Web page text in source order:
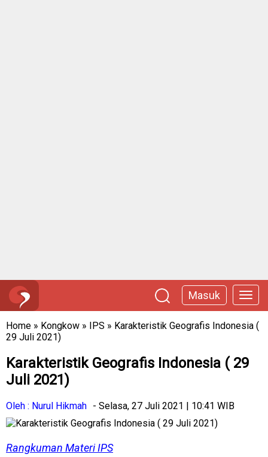
Masuk
Home » Kongkow » IPS » Karakteristik Geografis Indonesia (
29 Juli 2021)
Karakteristik Geografis Indonesia ( 29
Juli 2021)
Oleh : Nurul Hikmah - Selasa, 27 Juli 2021 | 10:41 WIB
Rangkuman MateriIPS